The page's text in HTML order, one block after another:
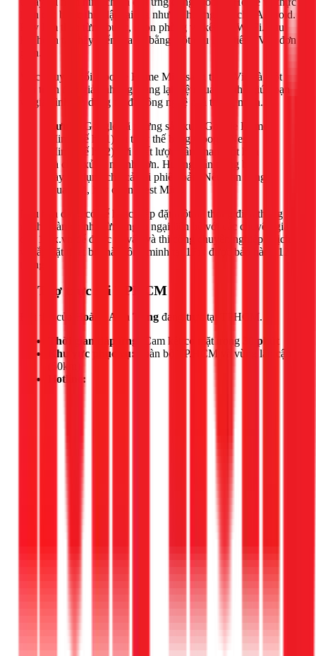
hiện các bước thiết lập lại loa như đã hướng dẫn cho Android.
Hãy làm theo từng bước, chọn phòng và kết nối Wi-Fi. Sau
khi hoàn tất, hãy kiểm tra lại bằng một câu lệnh tiếng Việt đơn
giản.
Việc chuyển đổi Google Home Mini sang tiếng Việt là một
quá trình đơn giản nhưng mang lại hiệu quả tức thì, giúp bạn
và gia đình tận dụng tối đa công nghệ nhà thông minh.
Lưu ý:
Google đã ngừng sản xuất Google Home
Mini (thế hệ 1) và thay thế bằng Google Nest
Mini (thế hệ 2) với chất lượng âm thanh tốt hơn
và chip xử lý nhanh hơn. Hướng dẫn trong bài
này áp dụng cho cả hai phiên bản. Nếu bạn đang
mua mới, hãy chọn Nest Mini.
Nếu bạn đang có kế hoạch lắp đặt một hệ thống điện thông
minh hoàn chỉnh, đừng ngần ngại liên hệ với các chuyên gia
của 1Fix.vn để được tư vấn và thi công chuyên nghiệp. Dịch
vụ lắp đặt thiết bị nhà thông minh tại 1Fix được bảo hành 12
tháng.
📍 Thợ trực tại TPHCM
Đội thợ của Hoàng Anh Tùng đang trực tại TPHCM.
Thời gian đáp ứng:
Cam kết có mặt trong
30 phút
Khu vực phục vụ:
Toàn bộ TP.HCM và vùng lân cận
(50km)
Hotline: